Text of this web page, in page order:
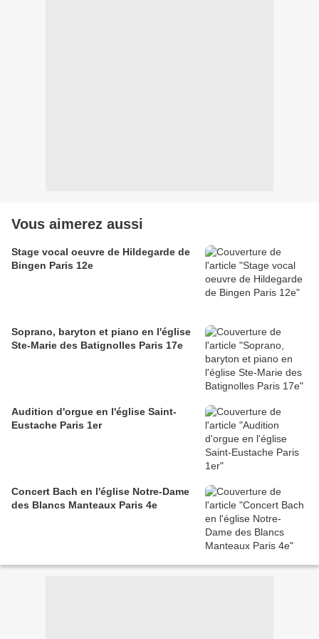
Vous aimerez aussi
Stage vocal oeuvre de Hildegarde de
Bingen Paris 12e
Soprano, baryton et piano en l'église
Ste-Marie des Batignolles Paris 17e
Audition d'orgue en l'église Saint-
Eustache Paris 1er
Concert Bach en l'église Notre-Dame
des Blancs Manteaux Paris 4e